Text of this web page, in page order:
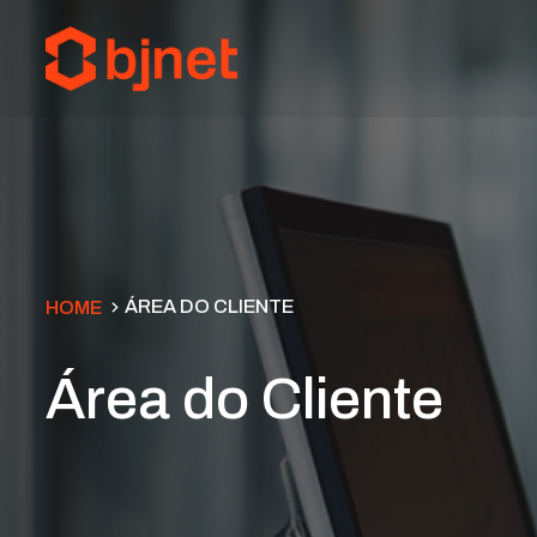
HOME ÁREA DO CLIENTE
Área do Cliente